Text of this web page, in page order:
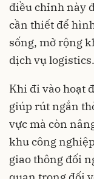
điều chỉnh này
cần thiết để
sống, mở rộng
dịch vụ logistics.
Khi đi vào hoạt
giúp rút ngắn
vực mà còn
khu công
giao thông đối